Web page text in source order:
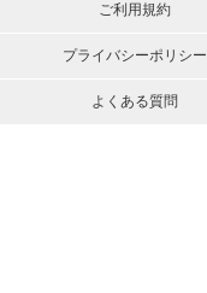
ご利用規約
プライバシーポリシー
よくある質問